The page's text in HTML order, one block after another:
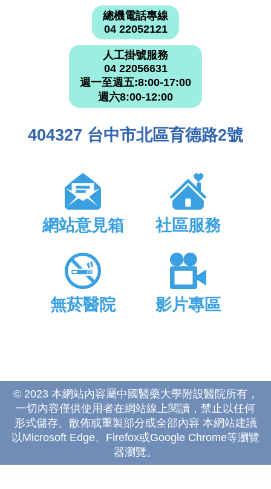
總機電話專線
04 22052121
人工掛號服務
04 22056631
週一至週五:8:00-17:00
週六8:00-12:00
404327 台中市北區育德路2號
網站意見箱 社區服務
無菸醫院 影片專區
© 2023 本網站內容屬中國醫藥大學附設醫院所有，
一切內容僅供使用者在網站線上閱讀，禁止以任何
形式儲存、散佈或重製部分或全部內容 本網站建議
以Microsoft Edge、Firefox或Google Chrome等瀏覽
器瀏覽。